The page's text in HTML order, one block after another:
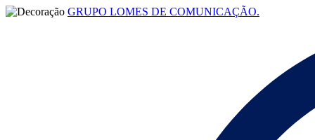
GRUPO LOMES DE COMUNICAÇÃO.